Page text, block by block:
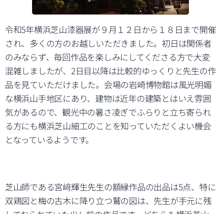
令和5年横浜芝山漆器展が９月１２日から１８日まで開催
され、多くの方のお越しいただきました。初日は関係者
のみならず、毎回作品を楽しみにしてくださる方で大変
混雑しましたが、2日目以降は比較的ゆっくりと先生の作
品を見ていただけました。会場の岩崎博物館は風光明媚
な横浜山手地区にあり、建物は近年の建築とはいえ雰囲
気があるので、観光中の暑さ凌ぎでふらりと立ち寄られ
る方にも横浜芝山細工のことを知っていただくよい機会
となっているようです。
芝山師である宮﨑輝生先生の額縁作品の出品は5点、特に
双鶏図と梅の古木に降り立つ鷲の図は、先生が手元に残